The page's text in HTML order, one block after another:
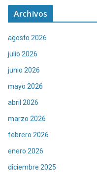
Archivos
agosto 2026
julio 2026
junio 2026
mayo 2026
abril 2026
marzo 2026
febrero 2026
enero 2026
diciembre 2025